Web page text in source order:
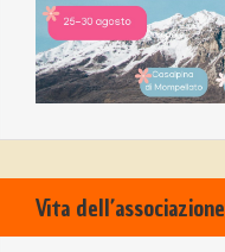
Vita dell’associazione